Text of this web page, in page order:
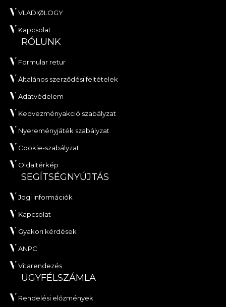
VLADIØLOGY
Kapcsolat
RÓLUNK
Formular retur
Általános szerződési feltételek
Adatvédelem
Kedvezményakció szabályzat
Nyereményjáték szabályzat
Cookie-szabályzat
Oldaltérkép
SEGÍTSÉGNYÚJTÁS
Jogi információk
Kapcsolat
Gyakori kérdések
ANPC
Vitarendezés
ÜGYFÉLSZÁMLA
Rendelési előzmények